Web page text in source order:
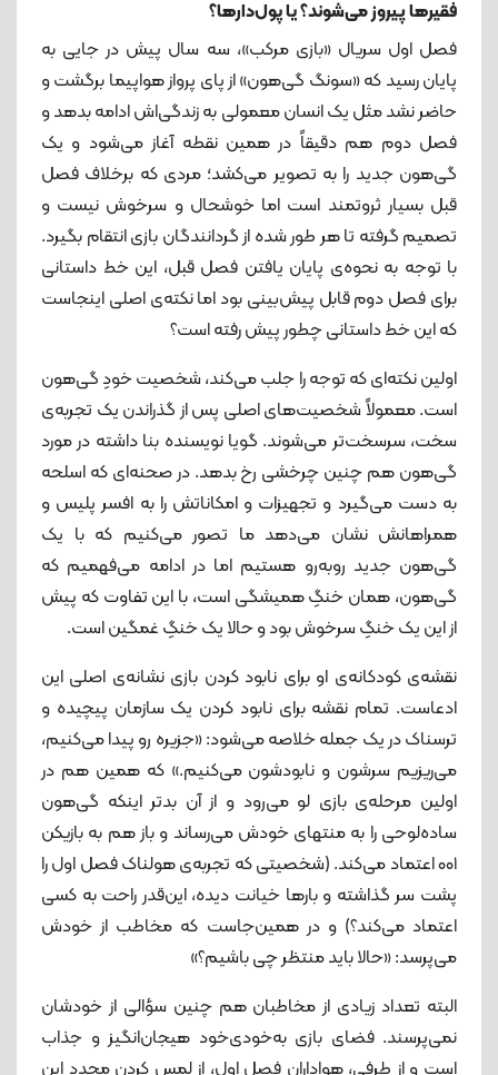
فقیرها پیروز می‌شوند؟ یا پول‌دارها؟
فصل اول سریال «بازی مرکب»، سه سال پیش در جایی به
پایان رسید که «سونگ گی‌هون» از پای پرواز هواپیما برگشت و
حاضر نشد مثل یک انسان معمولی به زندگی‌اش ادامه بدهد و
فصل دوم هم دقیقاً در همین نقطه آغاز می‌شود و یک
گی‌هون جدید را به تصویر می‌کشد؛ مردی که برخلاف فصل
قبل بسیار ثروتمند است اما خوشحال و سرخوش نیست و
تصمیم گرفته تا هر طور شده از گردانندگان بازی انتقام بگیرد.
با توجه به نحوه‌ی پایان یافتن فصل قبل، این خط داستانی
برای فصل دوم قابل پیش‌بینی بود اما نکته‌ی اصلی اینجاست
که این خط داستانی چطور پیش رفته است؟
اولین نکته‌ای که توجه را جلب می‌کند، شخصیت خودِ گی‌هون
است. معمولاً شخصیت‌های اصلی پس از گذراندن یک تجربه‌ی
سخت، سرسخت‌تر می‌شوند. گویا نویسنده بنا داشته در مورد
گی‌هون هم چنین چرخشی رخ بدهد. در صحنه‌ای که اسلحه
به دست می‌گیرد و تجهیزات و امکاناتش را به افسر پلیس و
همراهانش نشان می‌دهد ما تصور می‌کنیم که با یک
گی‌هون جدید رو‌به‌رو هستیم اما در ادامه می‌فهمیم که
گی‌هون، همان خنگِ همیشگی است، با این تفاوت که پیش
از این یک خنگِ سرخوش بود و حالا یک خنگِ غمگین است.
نقشه‌ی کودکانه‌ی او برای نابود کردن بازی نشانه‌ی اصلی این
ادعاست. تمام نقشه برای نابود کردن یک سازمان پیچیده و
ترسناک در یک جمله خلاصه می‌شود: «جزیره رو پیدا می‌کنیم،
می‌ریزیم سرشون و نابودشون می‌کنیم.» که همین هم در
اولین مرحله‌ی بازی لو می‌رود و از آن بدتر اینکه گی‌هون
ساده‌لوحی را به منتهای خودش می‌رساند و باز هم به بازیکن
۰۰۱ اعتماد می‌کند. (شخصیتی که تجربه‌ی هولناک فصل اول را
پشت سر گذاشته و بارها خیانت دیده، این‌قدر راحت به کسی
اعتماد می‌کند؟) و در همین‌جاست که مخاطب از خودش
می‌پرسد: «حالا باید منتظر چی باشیم؟»
البته تعداد زیادی از مخاطبان هم چنین سؤالی از خودشان
نمی‌پرسند. فضای بازی به‌خودی‌خود هیجان‌انگیز و جذاب
است و از طرفی، هواداران فصل اول، از لمس کردن مجدد این